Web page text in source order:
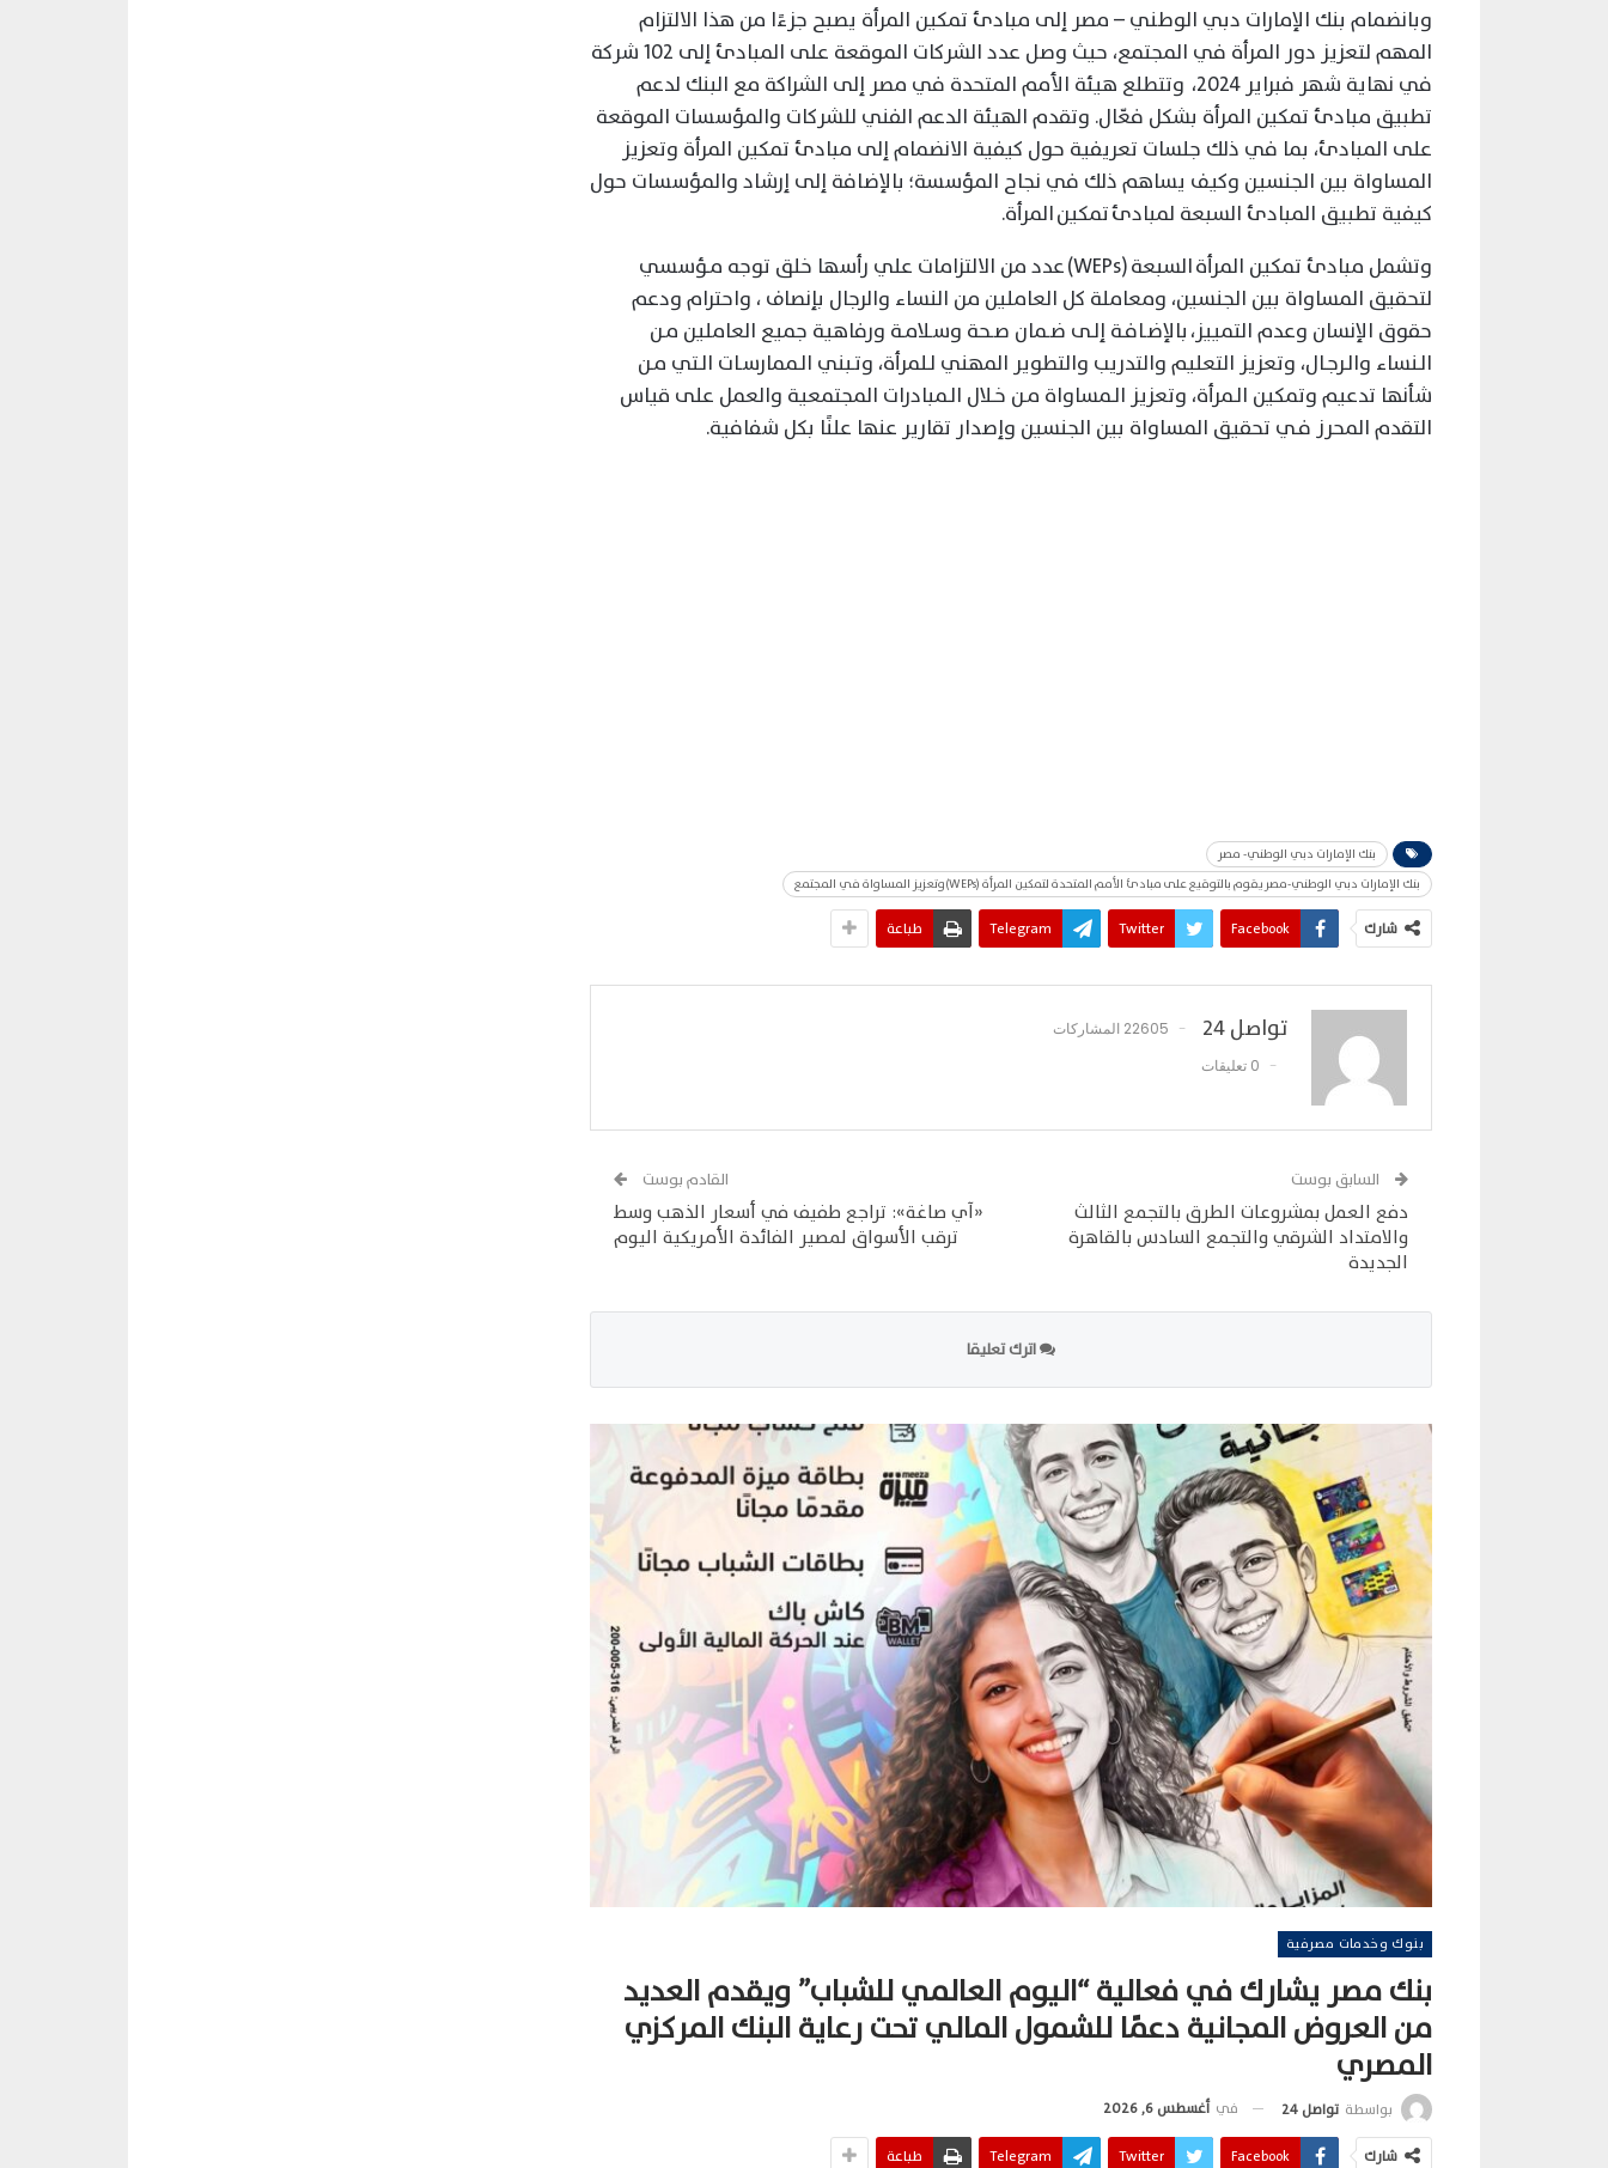
وبانضمام بنك الإمارات دبي الوطني – مصر إلى مبادئ تمكين المرأة يصبح جزءًا من هذا الالتزام
المهم لتعزيز دور المرأة في المجتمع، حيث وصل عدد الشركات الموقعة على المبادئ إلى 102 شركة
في نهاية شهر فبراير 2024، وتتطلع هيئة الأمم المتحدة في مصر إلى الشراكة مع البنك لدعم
تطبيق مبادئ تمكين المرأة بشكل فعّال. وتقدم الهيئة الدعم الفني للشركات والمؤسسات الموقعة
على المبادئ، بما في ذلك جلسات تعريفية حول كيفية الانضمام إلى مبادئ تمكين المرأة وتعزيز
المساواة بين الجنسين وكيف يساهم ذلك في نجاح المؤسسة؛ بالإضافة إلى إرشاد والمؤسسات حول
كيفية تطبيق المبادئ السبعة لمبادئ تمكين المرأة.
وتشمل مبادئ تمكين المرأة السبعة (WEPs) عدد من الالتزامات علي رأسها خلق توجه مـؤسسي
لتحقيق المساواة بين الجنسين، ومعاملة كل العاملين من النساء والرجال بإنصاف ، واحترام ودعم
حقوق الإنسان وعدم التمييز، بالإضـافـة إلـى ضـمان صـحة وسـلامـة ورفاهية جميع العاملين مـن
الـنساء والـرجـال، وتعزيز التعليم والتدريب والتطوير المهني لـلمرأة، وتـبني الـممارسـات الـتي مـن
شأنها تدعيم وتمكين الـمرأة، وتعزيز الـمساواة مـن خـلال الـمبادرات المجتمعية والعمل على قياس
التقدم المحرز فـي تحقيق المساواة بين الجنسين وإصدار تقارير عنها علنًا بكل شفافية.
بنك الإمارات دبي الوطني- مصر
بنك الإمارات دبي الوطني-مصر يقوم بالتوقيع على مبادئ الأمم المتحدة لتمكين المرأة (WEPs)وتعزيز المساواة في المجتمع
شارك Facebook
Twitter
Telegram طباعة
تواصل 24
22605 المشاركات
0 تعليقات
السابق بوست
دفع العمل بمشروعات الطرق بالتجمع الثالث
والامتداد الشرقي والتجمع السادس بالقاهرة
الجديدة
القادم بوست
«آي صاغة»: تراجع طفيف في أسعار الذهب وسط
ترقب الأسواق لمصير الفائدة الأمريكية اليوم
اترك تعليقا
بنوك وخدمات مصرفية
بنك مصر يشارك في فعالية “اليوم العالمي للشباب” ويقدم العديد
من العروض المجانية دعمًا للشمول المالي تحت رعاية البنك المركزي
المصري
بواسطة تواصل 24 في أغسطس 6, 2026
شارك Facebook
Twitter
Telegram طباعة